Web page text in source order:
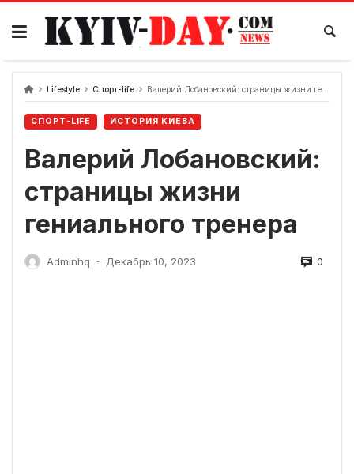
перейти
содержанию
Lifestyle Спорт-life Валерий Лобановский: страницы жизни гениального тренера
СПОРТ-LIFE ИСТОРИЯ КИЕВА
Валерий Лобановский:
страницы жизни
гениального тренера
Adminhq - Декабрь 10, 2023 0